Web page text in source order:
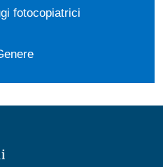
fotocopiatrici